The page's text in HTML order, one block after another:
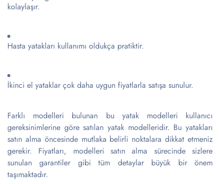
kolaylaşır.
Hasta yatakları kullanımı oldukça pratiktir.
İkinci el yataklar çok daha uygun fiyatlarla satışa sunulur.
Farklı modelleri bulunan bu yatak modelleri kullanıcı
gereksinimlerine göre satılan yatak modelleridir. Bu yatakları
satın alma öncesinde mutlaka belirli noktalara dikkat etmeniz
gerekir. Fiyatları, modelleri satın alma sürecinde sizlere
sunulan garantiler gibi tüm detaylar büyük bir önem
taşımaktadır.